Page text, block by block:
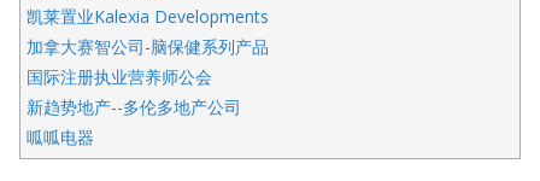
凯莱置业Kalexia Developments
加拿大赛智公司-脑保健系列产品
国际注册执业营养师公会
新趋势地产--多伦多地产公司
呱呱电器
开明车行KS CAR SALES & SERVICE